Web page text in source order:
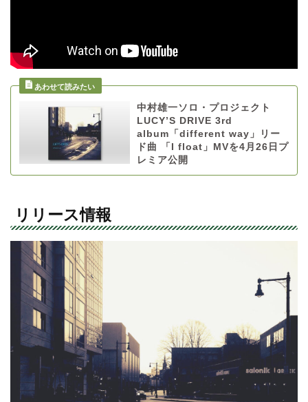
中村雄一ソロ・プロジェクト
LUCY’S DRIVE 3rd
album「different way」リー
ド曲 「I float」MVを4月26日プ
レミア公開
リリース情報